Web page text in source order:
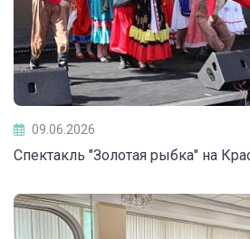
09.06.2026
Спектакль "Золотая рыбка" на